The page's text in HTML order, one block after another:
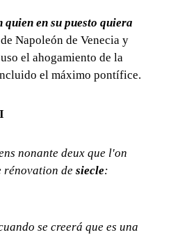
quien en su puesto quiera
Napoleón de Venecia y
el ahogamiento de la
el máximo pontífice.
nonante deux que l'on
rénovation de siecle:
se creerá que es una